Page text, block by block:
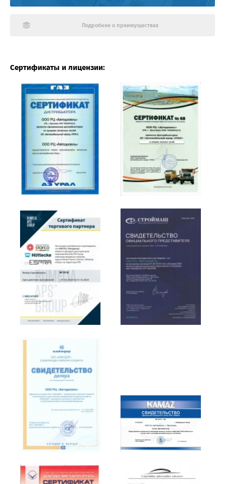
Подробнее о преимуществах
Сертификаты и лицензии: